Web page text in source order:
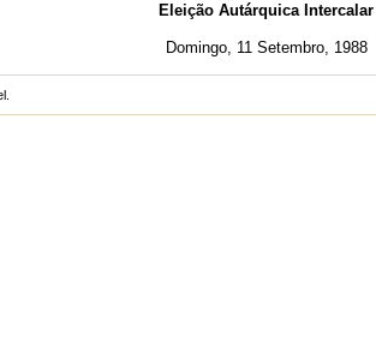
Eleição Autárquica Intercalar
Domingo, 11 Setembro, 1988